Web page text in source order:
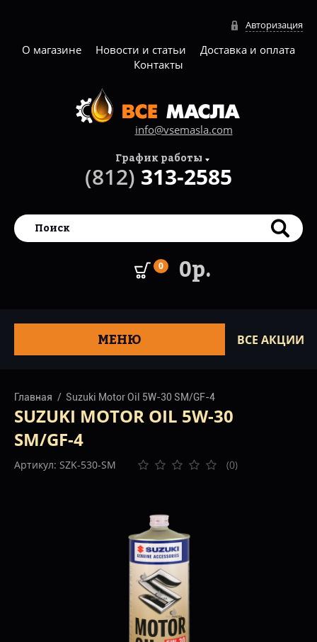
Авторизация
О магазине Новости и статьи
Доставка и оплата
Контакты
info@vsemasla.com
0 0р.
График работы
(812) 313-2585
МЕНЮ ВСЕ АКЦИИ
Главная Suzuki Motor Oil 5W-30 SM/GF-4
SUZUKI MOTOR OIL 5W-30
SM/GF-4
Артикул: SZK-530-SM (0)